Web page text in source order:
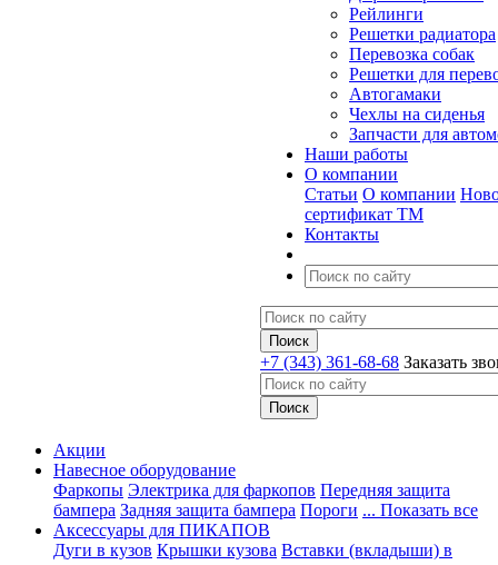
Рейлинги
Решетки радиатора
Перевозка собак
Решетки для
Автогамаки
Чехлы на сиденья
Запчасти для
Наши работы
О компании
Статьи О компании
сертификат ТМ
Контакты
+7 (343) 361-68-68 Заказать
Акции
Навесное оборудование
Фаркопы Электрика для фаркопов Передняя защита
бампера Задняя защита бампера Пороги ... Показать все
Аксессуары для ПИКАПОВ
Дуги в кузов Крышки кузова Вставки (вкладыши) в